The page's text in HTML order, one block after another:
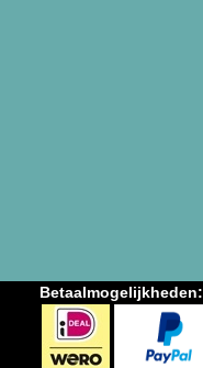
Betaalmogelijkheden: